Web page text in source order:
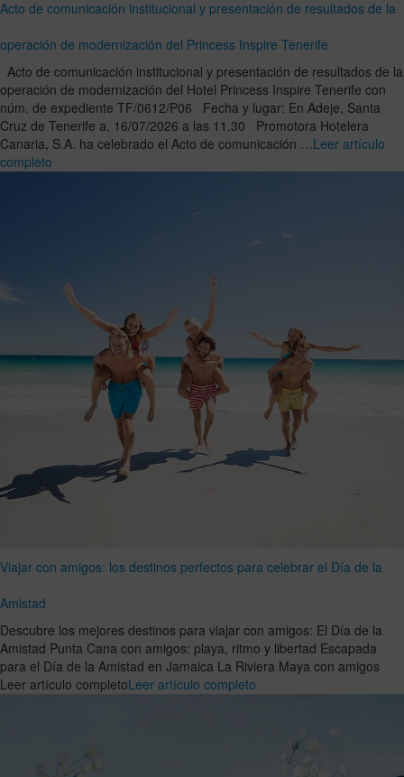
Acto de comunicación institucional y presentación de resultados de la
operación de modernización del Princess Inspire Tenerife
Acto de comunicación institucional y presentación de resultados de la
operación de modernización del Hotel Princess Inspire Tenerife con
núm. de expediente TF/0612/P06 Fecha y lugar: En Adeje, Santa
Cruz de Tenerife a, 16/07/2026 a las 11.30 Promotora Hotelera
Canaria, S.A. ha celebrado el Acto de comunicación …Leer artículo
completo
Viajar con amigos: los destinos perfectos para celebrar el Día de la
Amistad
Descubre los mejores destinos para viajar con amigos: El Día de la
Amistad Punta Cana con amigos: playa, ritmo y libertad Escapada
para el Día de la Amistad en Jamaica La Riviera Maya con amigos
Leer artículo completoLeer artículo completo